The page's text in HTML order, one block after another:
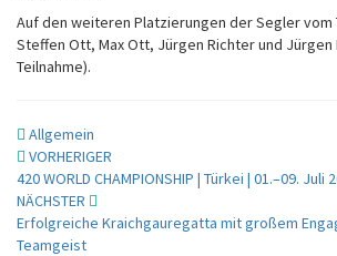
Auf den weiteren Platzierungen der Segler vom
Steffen Ott, Max Ott, Jürgen Richter und
Teilnahme).
Allgemein
Beitragsnavigation
VORHERIGER
420 WORLD CHAMPIONSHIP | Türkei | 01.–09. Juli
NÄCHSTER
Erfolgreiche Kraichgauregatta mit großem
Teamgeist